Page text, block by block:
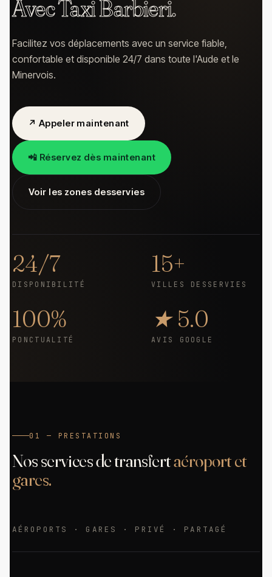
Avec Taxi Barbieri.
Facilitez vos déplacements avec un service fiable,
confortable et disponible 24/7 dans toute l'Aude et le
Minervois.
↗ Appeler maintenant
📲 Réservez dès maintenant
Voir les zones desservies
24/7
DISPONIBILITÉ
15+
VILLES DESSERVIES
100%
PONCTUALITÉ
★ 5.0
AVIS GOOGLE
01 — PRESTATIONS
Nos services de transfertaéroport et
gares.
AÉROPORTS · GARES · PRIVÉ · PARTAGÉ